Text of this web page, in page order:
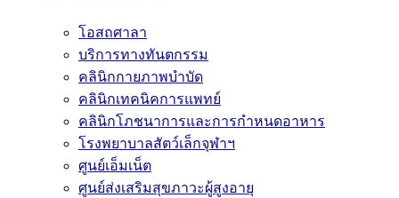
โอสถศาลา
บริการทางทันตกรรม
คลินิกกายภาพบำบัด
คลินิกเทคนิคการแพทย์
คลินิกโภชนาการและการกำหนดอาหาร
โรงพยาบาลสัตว์เล็กจุฬาฯ
ศูนย์เอ็มเน็ต
ศูนย์ส่งเสริมสุขภาวะผู้สูงอายุ